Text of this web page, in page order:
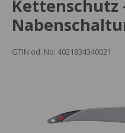
Kettenschutz
GTIN od. No: 4021834340021